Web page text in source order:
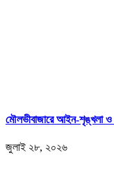
মৌলভীবাজারে আইন-শৃঙ্খলা ও
জুলাই ২৮, ২০২৬